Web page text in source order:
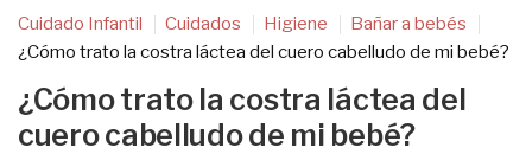
Cuidado Infantil Cuidados Higiene
Bañar a bebés
¿Cómo trato la costra láctea del cuero cabelludo de mi bebé?
¿Cómo trato la costra láctea del
cuero cabelludo de mi bebé?